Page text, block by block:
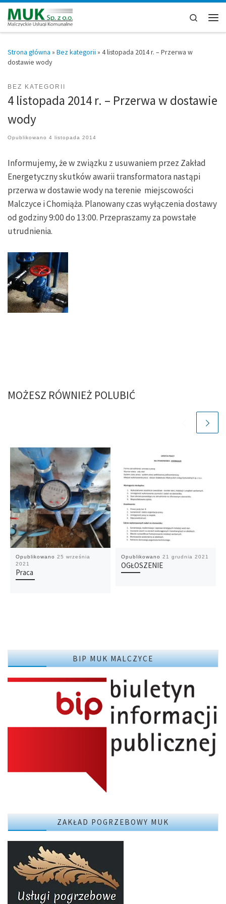
Przejdź do treści
Search
Strona główna » Bez kategorii » 4 listopada 2014 r. – Przerwa w
dostawie wody
BEZ KATEGORII
4 listopada 2014 r. – Przerwa w dostawie
wody
Opublikowano 4 listopada 2014
Informujemy, że w związku z usuwaniem przez Zakład
Energetyczny skutków awarii transformatora nastąpi
przerwa w dostawie wody na terenie miejscowości
Malczyce i Chomiąża. Planowany czas wyłączenia dostawy
od godziny 9:00 do 13:00. Przepraszamy za powstałe
utrudnienia.
MOŻESZ RÓWNIEŻ POLUBIĆ
Opublikowano25 września
2021
Praca
Opublikowano21 grudnia 2021
OGŁOSZENIE
BIP MUK MALCZYCE
ZAKŁAD POGRZEBOWY MUK